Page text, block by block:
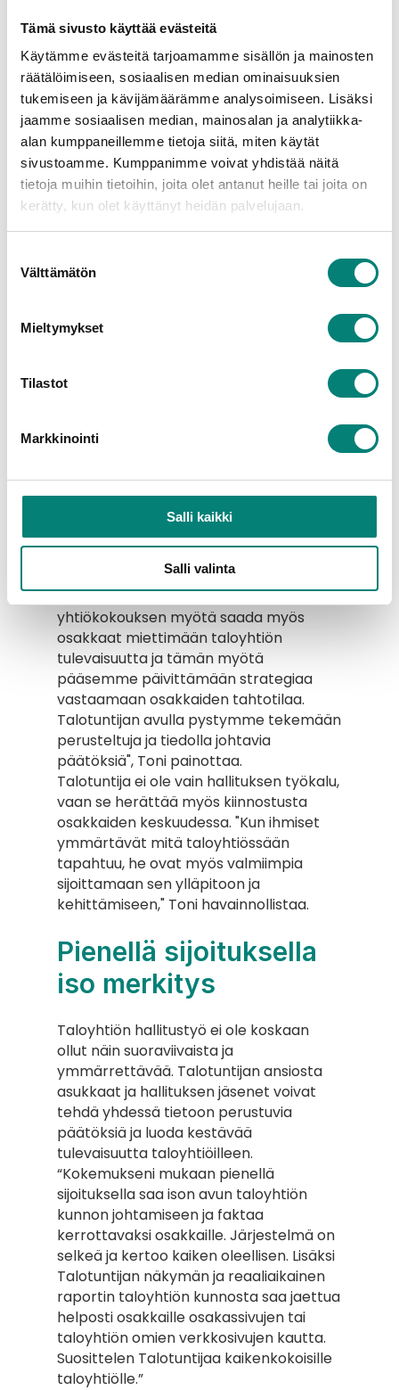
Tämä sivusto käyttää evästeitä
Käytämme evästeitä tarjoamamme sisällön ja mainosten
räätälöimiseen, sosiaalisen median ominaisuuksien
tukemiseen ja kävijämäärämme analysoimiseen. Lisäksi
jaamme sosiaalisen median, mainosalan ja analytiikka-
alan kumppaneillemme tietoja siitä, miten käytät
sivustoamme. Kumppanimme voivat yhdistää näitä
tietoja muihin tietoihin, joita olet antanut heille tai joita on
kerätty, kun olet käyttänyt heidän palvelujaan.
valinta
Välttämätön
Mieltymykset
Tilastot
Markkinointi
Salli kaikki
Salli valinta
tulevaisuutta
“Talotuntijan läpinäkyvyys mahdollistaa
osallistumaan taloyhtiön suunnitteluun ja
strategian luomiseen. Aiomme
yhtiökokouksen myötä saada myös
osakkaat miettimään taloyhtiön
tulevaisuutta ja tämän myötä
pääsemme päivittämään strategiaa
vastaamaan osakkaiden tahtotilaa.
Talotuntijan avulla pystymme tekemään
perusteltuja ja tiedolla johtavia
päätöksiä", Toni painottaa.
Talotuntija ei ole vain hallituksen työkalu,
vaan se herättää myös kiinnostusta
osakkaiden keskuudessa. "Kun ihmiset
ymmärtävät mitä taloyhtiössään
tapahtuu, he ovat myös valmiimpia
sijoittamaan sen ylläpitoon ja
kehittämiseen," Toni havainnollistaa.
Pienellä sijoituksella
iso merkitys
Taloyhtiön hallitustyö ei ole koskaan
ollut näin suoraviivaista ja
ymmärrettävää. Talotuntijan ansiosta
asukkaat ja hallituksen jäsenet voivat
tehdä yhdessä tietoon perustuvia
päätöksiä ja luoda kestävää
tulevaisuutta taloyhtiöilleen.
“Kokemukseni mukaan pienellä
sijoituksella saa ison avun taloyhtiön
kunnon johtamiseen ja faktaa
kerrottavaksi osakkaille. Järjestelmä on
selkeä ja kertoo kaiken oleellisen. Lisäksi
Talotuntijan näkymän ja reaaliaikainen
raportin taloyhtiön kunnosta saa jaettua
helposti osakkaille osakassivujen tai
taloyhtiön omien verkkosivujen kautta.
Suosittelen Talotuntijaa kaikenkokoisille
taloyhtiölle.”